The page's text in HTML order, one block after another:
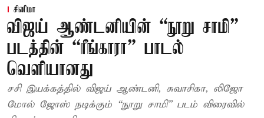
சினிமா
விஜய் ஆண்டனியின் “நூறு சாமி”
படத்தின் “ரீங்காரா” பாடல்
வெளியானது
சசி இயக்கத்தில் விஜய் ஆண்டனி, சுவாசிகா, லிஜோ
மோல் ஜோஸ் நடிக்கும் “நூறு சாமி” படம் விரைவில்